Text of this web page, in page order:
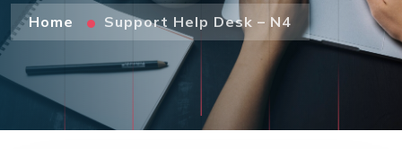
Home Support Help Desk – N4